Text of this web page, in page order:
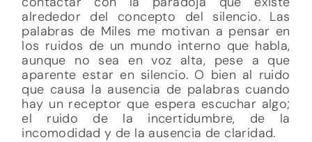
alrededor del concepto del silencio. Las
palabras de Miles me motivan a pensar en
los ruidos de un mundo interno que habla,
aunque no sea en voz alta, pese a que
aparente estar en silencio. O bien al ruido
que causa la ausencia de palabras cuando
hay un receptor que espera escuchar algo;
el ruido de la incertidumbre, de la
incomodidad y de la ausencia de claridad.